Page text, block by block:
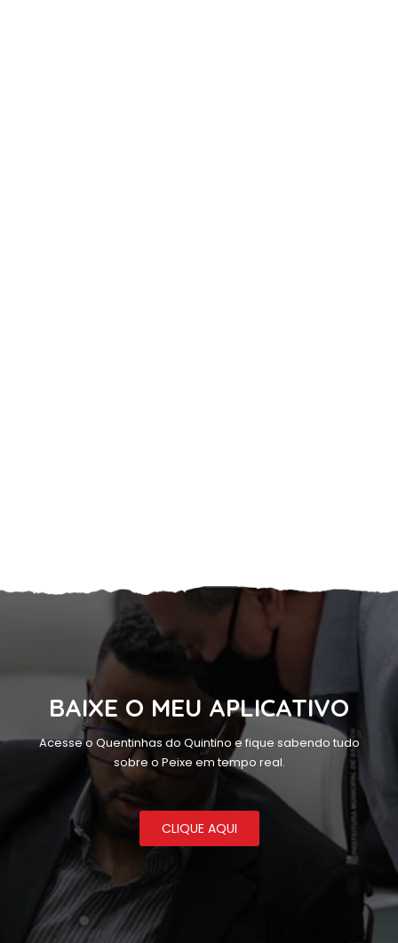
BAIXE O MEU APLICATIVO
Acesse o Quentinhas do Quintino e fique sabendo tudo
sobre o Peixe em tempo real.
CLIQUE AQUI